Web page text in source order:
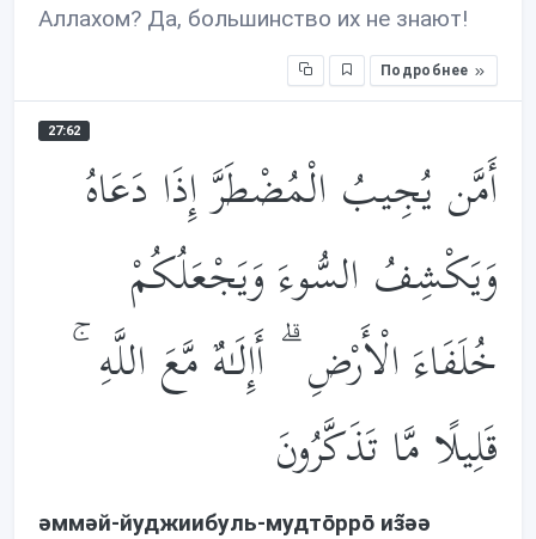
Аллахом? Да, большинство их не знают!
Подробнее
27:62
أَمَّن يُجِيبُ الْمُضْطَرَّ إِذَا دَعَاهُ
وَيَكْشِفُ السُّوءَ وَيَجْعَلُكُمْ
خُلَفَاءَ الْأَرْضِ ۗ أَإِلَـٰهٌ مَّعَ اللَّهِ ۚ
قَلِيلًا مَّا تَذَكَّرُونَ
əммəй-йуджиибуль-мудтōррō из̃əə